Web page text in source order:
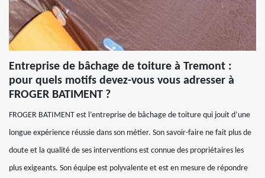
Entreprise de bâchage de toiture à Tremont :
pour quels motifs devez-vous vous adresser à
FROGER BATIMENT ?
FROGER BATIMENT est l’entreprise de bâchage de toiture qui jouit d’une
longue expérience réussie dans son métier. Son savoir-faire ne fait plus de
doute et la qualité de ses interventions est connue des propriétaires les
plus exigeants. Son équipe est polyvalente et est en mesure de répondre